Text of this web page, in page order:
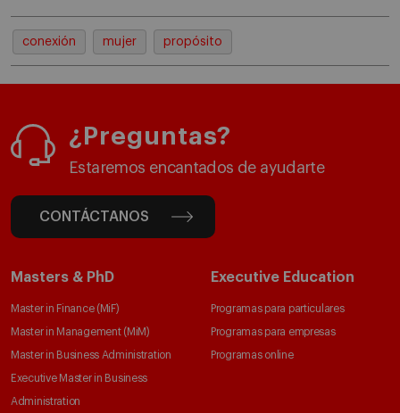
conexión mujer propósito
¿Preguntas?
Estaremos encantados de ayudarte
CONTÁCTANOS
Masters & PhD
Master in Finance (MiF)
Master in Management (MiM)
Master in Business Administration
Executive Master in Business
Administration
Executive Education
Programas para particulares
Programas para empresas
Programas online